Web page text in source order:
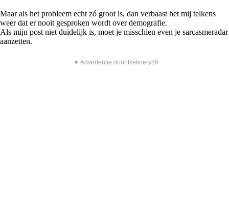
Maar als het probleem echt zó groot is, dan verbaast het mij telkens
weer dat er nooit gesproken wordt over demografie.
Als mijn post niet duidelijk is, moet je misschien even je sarcasmeradar
aanzetten.
▼ Advertentie door Refinery89